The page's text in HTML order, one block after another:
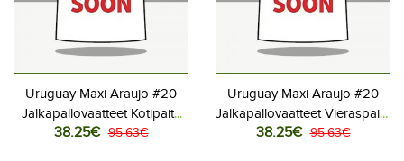
Uruguay Maxi Araujo #20
Jalkapallovaatteet Kotipaita
MM-kisat 2026 Lyhythihainen
38.25€ 95.63€
Uruguay Maxi Araujo #20
Jalkapallovaatteet Vieraspaita
MM-kisat 2026 Lyhythihainen
38.25€ 95.63€